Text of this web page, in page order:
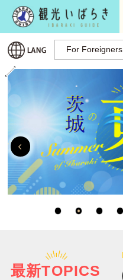
For Foreigners
For Foreigners
Previous
最新TOPICS